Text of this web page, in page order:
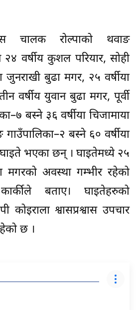
चालक रोल्पाको थवाङ
२४ वर्षीय कुशल परियार, सोही
जुनराखी बुढा मगर, २५ वर्षीया
वर्षीय युवान बुढा मगर, पूर्वी
बस्ने ३६ वर्षीया चिजामाया
गाउँपालिका–२ बस्ने ६० वर्षीया
भएका छन् । घाइतेमध्ये २५
मगरको अवस्था गम्भीर रहेको
बताए। घाइतेहरुको
कोइराला श्वासप्रश्वास उपचार
छ ।